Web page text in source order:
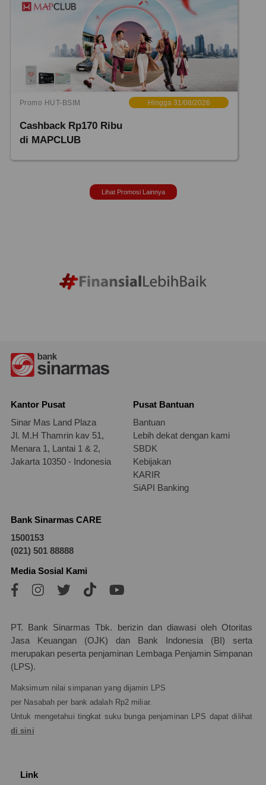
Promo HUT-BSIM Hingga 31/08/2026
Cashback Rp170 Ribu
di MAPCLUB
Lihat Promosi Lainnya
Kantor Pusat
Sinar Mas Land Plaza
Jl. M.H Thamrin kav 51,
Menara 1, Lantai 1 & 2,
Jakarta 10350 - Indonesia
Pusat Bantuan
Bantuan
Lebih dekat dengan kami
SBDK
Kebijakan
KARIR
SiAPI Banking
Bank Sinarmas CARE
1500153
(021) 501 88888
Media Sosial Kami
PT. Bank Sinarmas Tbk. berizin dan diawasi oleh Otoritas
Jasa Keuangan (OJK) dan Bank Indonesia (BI) serta
merupakan peserta penjaminan Lembaga Penjamin Simpanan
(LPS).
Maksimum nilai simpanan yang dijamin LPS
per Nasabah per bank adalah Rp2 miliar.
Untuk mengetahui tingkat suku bunga penjaminan LPS dapat dilihat
di sini
Link